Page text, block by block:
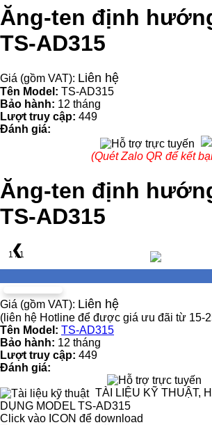
Ăng-ten định
TS-AD315
Giá (gồm VAT): Liên hệ
Tên Model: TS-AD315
Bảo hành: 12 tháng
Lượt truy cập: 449
Đánh giá:
(Quét Zalo QR để kết
Ăng-ten định
TS-AD315
1 / 1
❮
Giá (gồm VAT): Liên hệ
(liên hệ Hotline để được giá ưu đãi từ 15-
Tên Model: TS-AD315
Bảo hành: 12 tháng
Lượt truy cập: 449
Đánh giá:
TÀI LIỆU KỸ THUẬT,
DỤNG MODEL TS-AD315
Click vào ICON để download